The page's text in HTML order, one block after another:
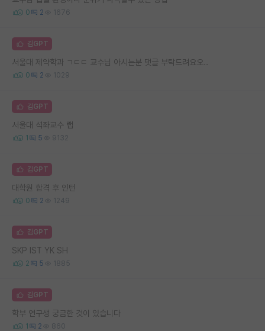
0 2 1676
김GPT
서울대 제약학과 ㄱㄷㄷ 교수님 아시는분 댓글 부탁드려요오..
0 2 1029
김GPT
서울대 석좌교수 랩
1 5 9132
김GPT
대학원 합격 후 인턴
0 2 1249
김GPT
SKP IST YK SH
2 5 1885
김GPT
학부 연구생 궁금한 것이 있습니다
1 2 860